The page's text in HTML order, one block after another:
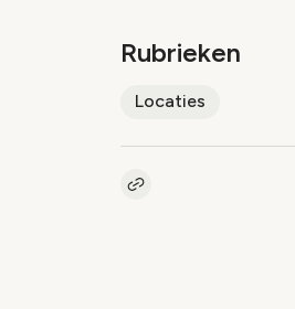
Rubrieken
Locaties
Kopieer link naar artikel